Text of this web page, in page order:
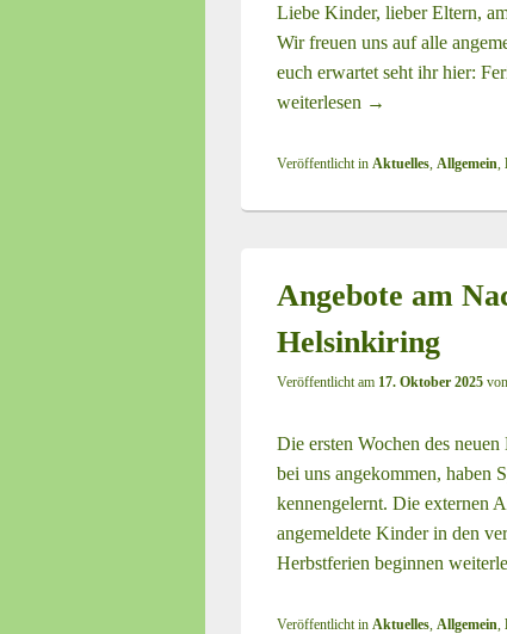
Liebe Kinder, lieber Eltern,
Wir freuen uns auf alle
euch erwartet seht ihr hier:
weiterlesen Ferientag 3.
→
Veröffentlicht in Aktuelles Allgemein
Angebote am
Helsinkiring
Veröffentlicht am 17. Oktober 2025 von
Die ersten Wochen des
bei uns angekommen, haben
kennengelernt. Die externen
angemeldete Kinder in den
Herbstferien beginnen
Veröffentlicht in Aktuelles Allgemein